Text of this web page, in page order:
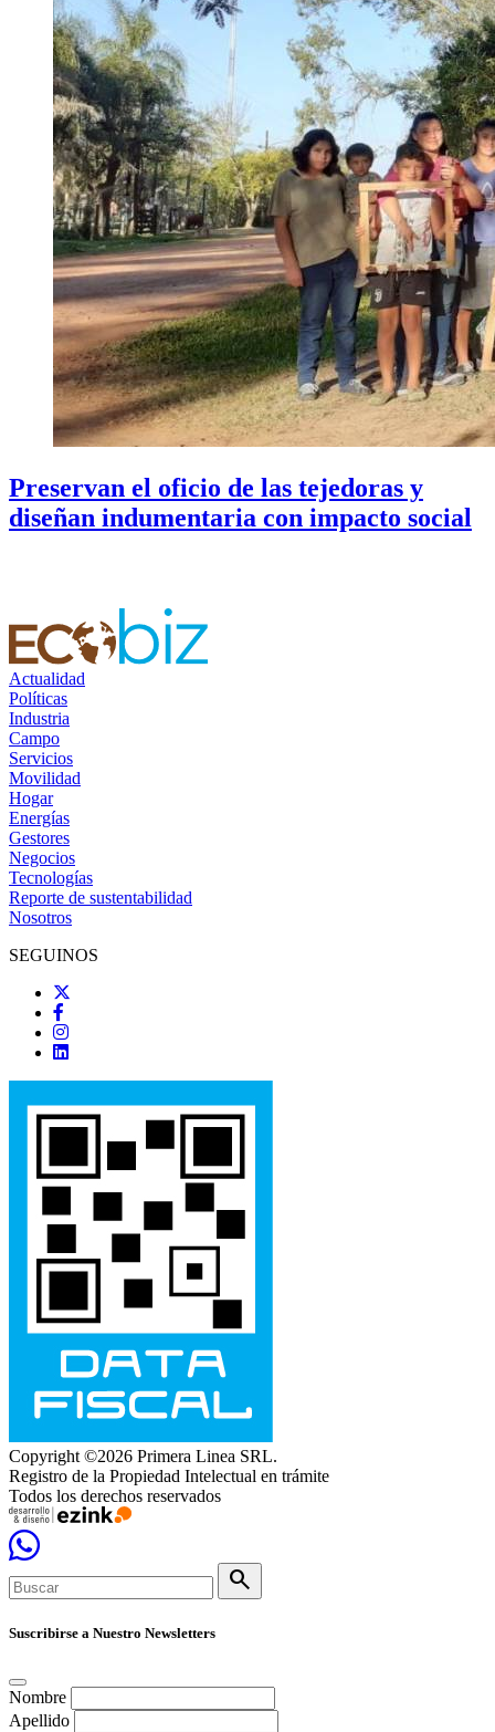
Preservan el oficio de las tejedoras y
diseñan indumentaria con impacto social
Actualidad
Políticas
Industria
Campo
Servicios
Movilidad
Hogar
Energías
Gestores
Negocios
Tecnologías
Reporte de sustentabilidad
Nosotros
SEGUINOS
Copyright ©2026 Primera Linea SRL.
Registro de la Propiedad Intelectual en trámite
Todos los derechos reservados
search
Suscribirse a Nuestro Newsletters
Nombre
Apellido